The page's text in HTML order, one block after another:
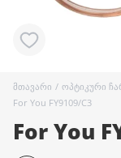
მთავარი / ოპტიკური
For You FY9109/C3
For You
კონტაქტური
აქსესუარები